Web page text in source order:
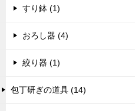
すり鉢 (1)
おろし器 (4)
絞り器 (1)
包丁研ぎの道具 (14)